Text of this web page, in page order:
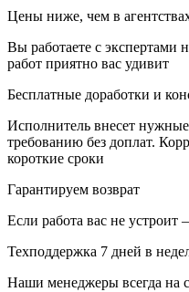
Цены ниже, чем в
Вы работаете с экспертами
работ приятно вас удивит
Бесплатные доработки и
Исполнитель внесет
требованию без доплат.
короткие сроки
Гарантируем возврат
Если работа вас не устроит
Техподдержка 7 дней в
Наши менеджеры всегда на